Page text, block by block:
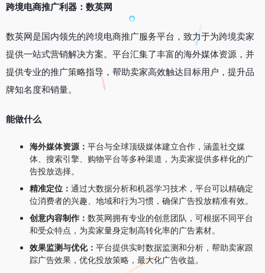
跨境电商推广利器：数英网
数英网是国内领先的跨境电商推广服务平台，致力于为跨境卖家
提供一站式营销解决方案。平台汇集了丰富的海外媒体资源，并
提供专业的推广策略指导，帮助卖家高效触达目标用户，提升品
牌知名度和销量。
能做什么
海外媒体资源： 平台与全球顶级媒体建立合作，涵盖社交媒
体、搜索引擎、购物平台等多种渠道，为卖家提供多样化的广
告投放选择。
精准定位： 通过大数据分析和机器学习技术，平台可以精确定
位消费者的兴趣、地域和行为习惯，确保广告投放精准有效。
创意内容制作： 数英网拥有专业的创意团队，可根据不同平台
和受众特点，为卖家量身定制高转化率的广告素材。
效果监测与优化： 平台提供实时数据监测和分析，帮助卖家跟
踪广告效果，优化投放策略，最大化广告收益。